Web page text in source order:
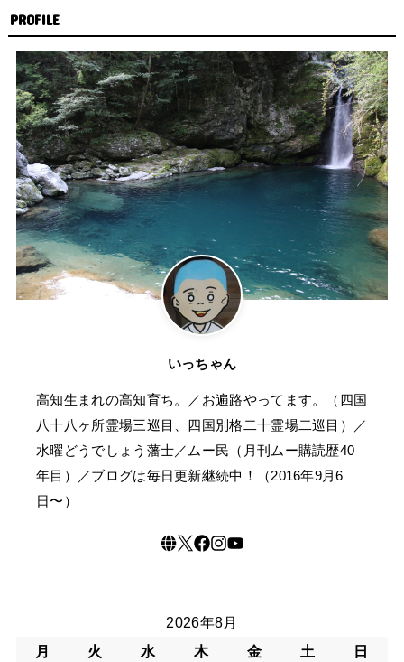
PROFILE
いっちゃん
高知生まれの高知育ち。／お遍路やってます。（四国
八十八ヶ所霊場三巡目、四国別格二十霊場二巡目）／
水曜どうでしょう藩士／ムー民（月刊ムー購読歴40
年目）／ブログは毎日更新継続中！（2016年9月6
日〜）
2026年8月
月
火 水 木 金 土
日